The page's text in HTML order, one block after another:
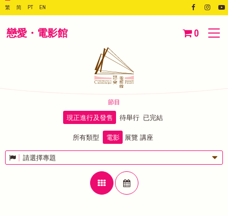
繁 简 PT EN
戀愛・電影館 0
節目
現正進行及發售 待舉行 已完結
所有類型 電影 展覽 講座
請選擇專題